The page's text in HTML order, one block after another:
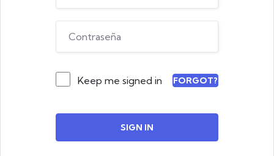
Keep me signed in FORGOT?
SIGN IN